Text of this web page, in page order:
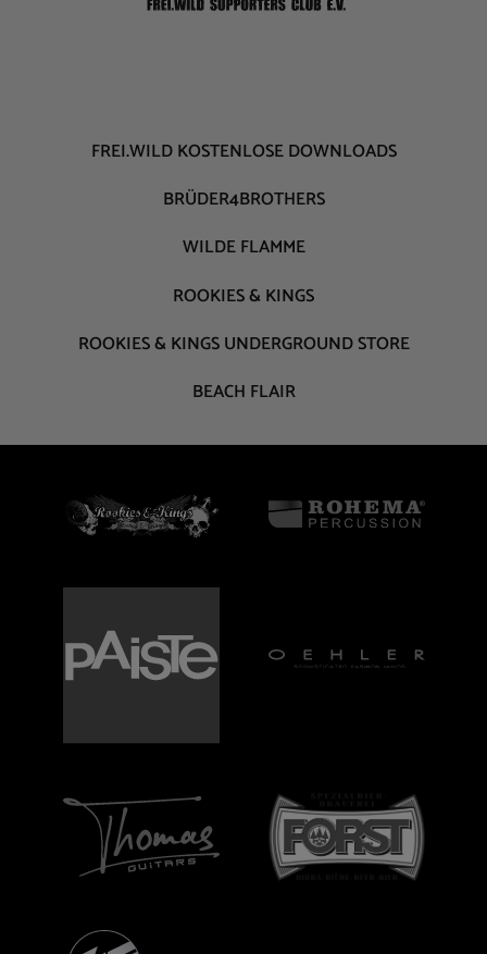
FREI.WILD KOSTENLOSE DOWNLOADS
BRÜDER4BROTHERS
WILDE FLAMME
ROOKIES & KINGS
ROOKIES & KINGS UNDERGROUND STORE
BEACH FLAIR